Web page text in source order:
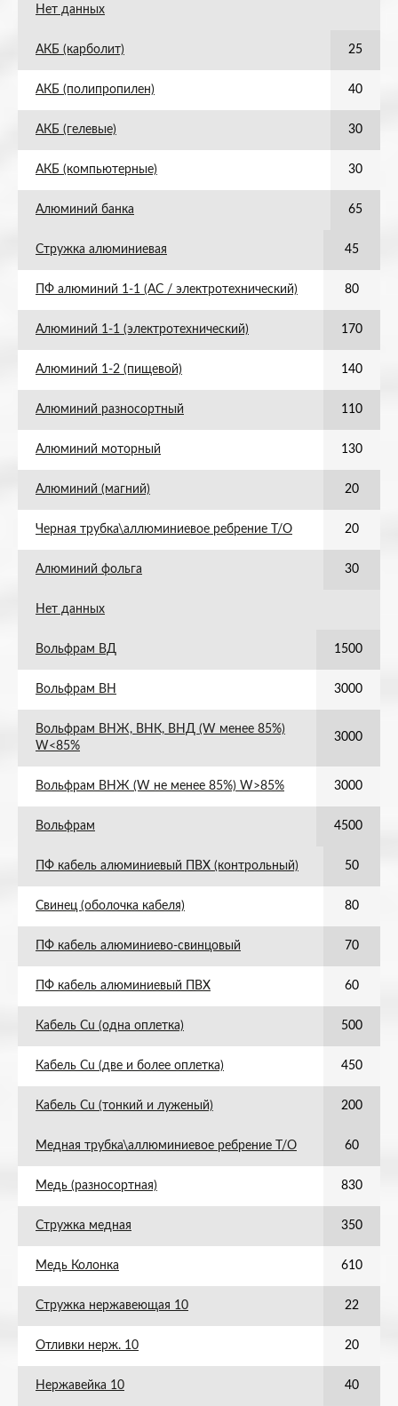
Нет данных
АКБ (карболит) 25
АКБ (полипропилен) 40
АКБ (гелевые) 30
АКБ (компьютерные) 30
Алюминий банка 65
Стружка алюминиевая 45
ПФ алюминий 1-1 (АС / электротехнический) 80
Алюминий 1-1 (электротехнический) 170
Алюминий 1-2 (пищевой) 140
Алюминий разносортный 110
Алюминий моторный 130
Алюминий (магний) 20
Черная трубка\аллюминиевое ребрение Т/О 20
Алюминий фольга 30
Нет данных
Вольфрам ВД 1500
Вольфрам ВН 3000
Вольфрам ВНЖ, ВНК, ВНД (W менее 85%)
W<85%
3000
Вольфрам ВНЖ (W не менее 85%) W>85% 3000
Вольфрам 4500
ПФ кабель алюминиевый ПВХ (контрольный) 50
Свинец (оболочка кабеля) 80
ПФ кабель алюминиево-свинцовый 70
ПФ кабель алюминиевый ПВХ 60
Кабель Cu (одна оплетка) 500
Кабель Cu (две и более оплетка) 450
Кабель Cu (тонкий и луженый) 200
Медная трубка\аллюминиевое ребрение Т/О 60
Медь (разносортная) 830
Стружка медная 350
Медь Колонка 610
Стружка нержавеющая 10 22
Отливки нерж. 10 20
Нержавейка 10 40